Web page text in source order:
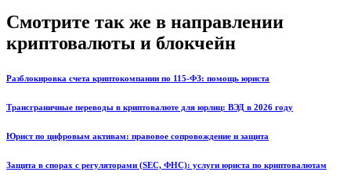
Смотрите так же в направлении
криптовалюты и блокчейн
Разблокировка счета криптокомпании по 115-ФЗ: помощь юриста
Трансграничные переводы в криптовалюте для юрлиц: ВЭД в 2026 году
Юрист по цифровым активам: правовое сопровождение и защита
Защита в спорах с регуляторами (SEC, ФНС): услуги юриста по криптовалютам